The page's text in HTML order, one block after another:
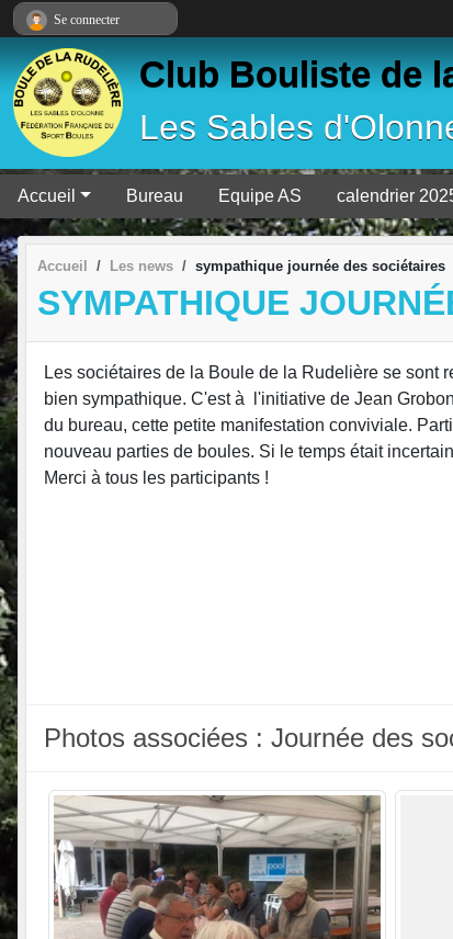
Club Bouliste de
Les Sables
Accueil Bureau Equipe AS calendrier
Accueil Les news sympathique journée des sociétaires
SYMPATHIQUE
Les sociétaires de la Boule de la Rudelière se sont
bien sympathique. C'est à l'initiative de Jean
du bureau, cette petite manifestation conviviale.
nouveau parties de boules. Si le temps était
Merci à tous les participants !
Photos associées : Journée des
Se connecter
Panneau de gestion des cookies